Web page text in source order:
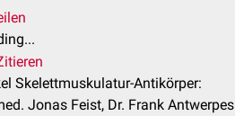
Skelettmuskulatur-Antikörper:
Jonas Feist, Dr. Frank Antwerpes